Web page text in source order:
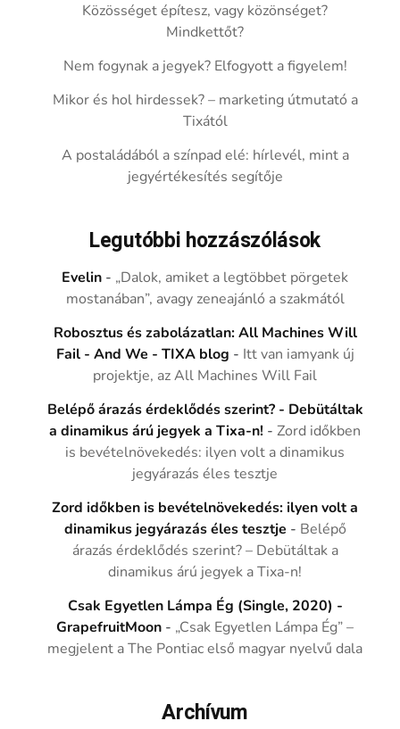
Közösséget építesz, vagy közönséget?
Mindkettőt?
Nem fogynak a jegyek? Elfogyott a figyelem!
Mikor és hol hirdessek? – marketing útmutató a
Tixától
A postaládából a színpad elé: hírlevél, mint a
jegyértékesítés segítője
Legutóbbi hozzászólások
Evelin - „Dalok, amiket a legtöbbet pörgetek
mostanában”, avagy zeneajánló a szakmától
Robosztus és zabolázatlan: All Machines Will
Fail - And We - TIXA blog - Itt van iamyank új
projektje, az All Machines Will Fail
Belépő árazás érdeklődés szerint? - Debütáltak
a dinamikus árú jegyek a Tixa-n! -Zord időkben
is bevételnövekedés: ilyen volt a dinamikus
jegyárazás éles tesztje
Zord időkben is bevételnövekedés: ilyen volt a
dinamikus jegyárazás éles tesztje - Belépő
árazás érdeklődés szerint? – Debütáltak a
dinamikus árú jegyek a Tixa-n!
Csak Egyetlen Lámpa Ég (Single, 2020) -
GrapefruitMoon - „Csak Egyetlen Lámpa Ég” –
megjelent a The Pontiac első magyar nyelvű dala
Archívum